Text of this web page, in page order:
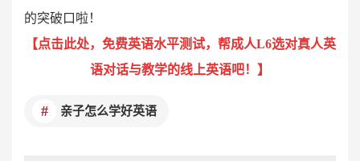
的突破口啦！
【点击此处，免费英语水平测试，帮成人L6选对真人英
语对话与教学的线上英语吧！ 】
亲子怎么学好英语